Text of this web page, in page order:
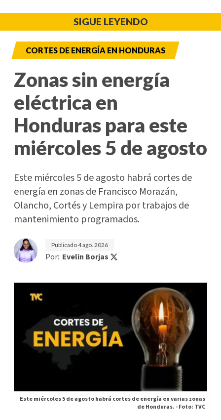
SIGUE LEYENDO
CORTES DE ENERGÍA EN HONDURAS
Zonas sin energía
eléctrica en
Honduras para este
miércoles 5 de agosto
Este miércoles 5 de agosto habrá cortes de
energía en zonas de Francisco Morazán,
Olancho, Cortés y Lempira por trabajos de
mantenimiento programados.
Publicado4 ago. 2026
Por: Evelin Borjas
Este miércoles 5 de agosto habrá cortes de energía en varias zonas
de Honduras. -Foto: TVC